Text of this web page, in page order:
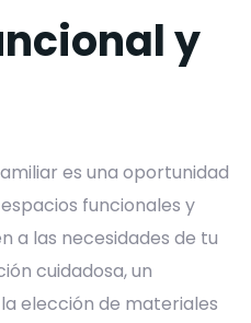
y
es una oportunidad
funcionales y
a las necesidades de tu
cuidadosa, un
elección de materiales